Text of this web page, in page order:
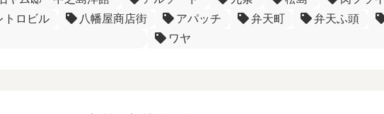
トロビル 八幡屋商店街 アパッチ 弁天町 弁天ふ頭
ワヤ